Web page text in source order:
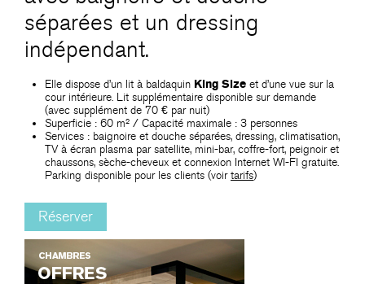
séparées et un dressing
indépendant.
Elle dispose d’un lit à baldaquin King Size et d’une vue sur la
cour intérieure. Lit supplémentaire disponible sur demande
(avec supplément de 70 € par nuit)
Superficie : 60 m² / Capacité maximale : 3 personnes
Services : baignoire et douche séparées, dressing, climatisation,
TV à écran plasma par satellite, mini-bar, coffre-fort, peignoir et
chaussons, sèche-cheveux et connexion Internet WI-FI gratuite.
Parking disponible pour les clients (voirtarifs)
Réserver